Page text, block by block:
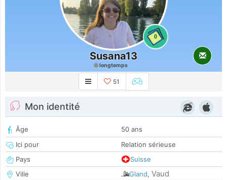
0
Susana13
longtemps
51
Mon identité
Âge
50 ans
Ici pour
Relation sérieuse
Pays
Suisse
Ville
Gland, Vaud